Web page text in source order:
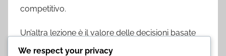
competitivo.
Un’altra lezione è il valore delle decisioni basate
sui dati. Analizzare il comportamento degli utenti
We respect your privacy